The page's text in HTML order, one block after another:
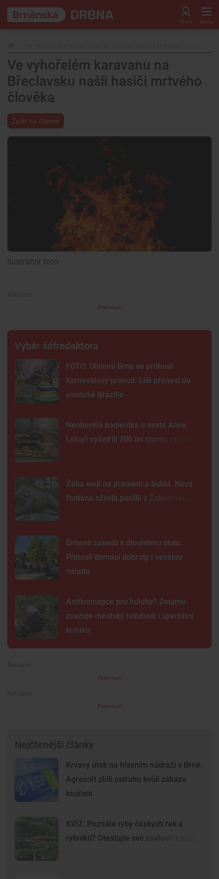
Ve vyhořelém karavanu na
Břeclavsku našli hasiči mrtvého
člověka
Zpět na článek
Ilustrační foto
Premium
Výběr šéfredaktora
FOTO: Ulicemi Brna se prohnal
karnevalový průvod. Lidi přenesl do
exotické Brazílie
Neobvyklá pacientka u svaté Anny.
Lékaři vyšetřili 700 let starou madonu
Žába sedí na prameni a bublá. Nová
fontána oživila parčík v Žabovřeskách
Brňané zasedli k dlouhému stolu.
Přinesli domácí dobroty i veselou
náladu
Antikoncepce pro holuby? Znojmo
zvažuje městský holubník i speciální
krmivo
Premium
Premium
Nejčtenější články
Krvavý útok na hlavním nádraží v Brně.
Agresoři zbili ostrahu kvůli zákazu
kouření
KVÍZ: Poznáte ryby českých řek a
rybníků? Otestujte své znalosti v kvízu